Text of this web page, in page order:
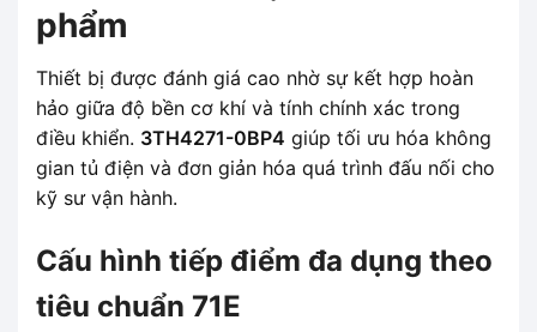
phẩm
Thiết bị được đánh giá cao nhờ sự kết hợp hoàn
hảo giữa độ bền cơ khí và tính chính xác trong
điều khiển. 3TH4271-0BP4 giúp tối ưu hóa không
gian tủ điện và đơn giản hóa quá trình đấu nối cho
kỹ sư vận hành.
Cấu hình tiếp điểm đa dụng theo
tiêu chuẩn 71E